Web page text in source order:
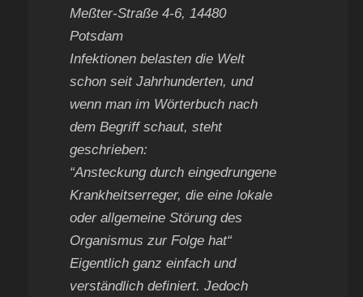
Meßter-Straße 4-6, 14480
Potsdam
Infektionen belasten die Welt
schon seit Jahrhunderten, und
wenn man im Wörterbuch nach
dem Begriff schaut, steht
geschrieben:
“Ansteckung durch eingedrungene
Krankheitserreger, die eine lokale
oder allgemeine Störung des
Organismus zur Folge hat“
Eigentlich ganz einfach und
verständlich definiert. Jedoch